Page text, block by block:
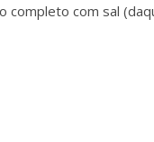
com sal